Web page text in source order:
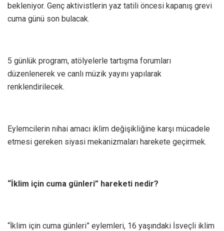
bekleniyor. Genç aktivistlerin yaz tatili öncesi kapanış grevi
cuma günü son bulacak.
5 günlük program, atölyelerle tartışma forumları
düzenlenerek ve canlı müzik yayını yapılarak
renklendirilecek.
Eylemcilerin nihai amacı iklim değişikliğine karşı mücadele
etmesi gereken siyasi mekanizmaları harekete geçirmek.
“İklim için cuma günleri” hareketi nedir?
“İklim için cuma günleri” eylemleri, 16 yaşındaki İsveçli iklim